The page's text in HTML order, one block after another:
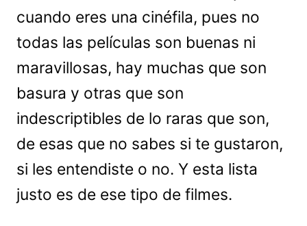
cuando eres una cinéfila, pues no
todas las películas son buenas ni
maravillosas, hay muchas que son
basura y otras que son
indescriptibles de lo raras que son,
de esas que no sabes si te gustaron,
si les entendiste o no. Y esta lista
justo es de ese tipo de filmes.